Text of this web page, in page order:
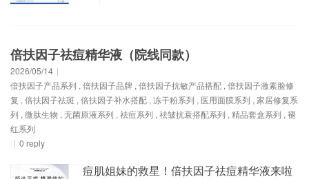
倍扶因子祛痘精华液（院线同款）
2026/05/14 |
倍扶因子产品系列 , 倍扶因子品牌 , 倍扶因子抗敏产品搭配 , 倍扶因子激素脸修
复 , 倍扶因子祛斑 , 倍扶因子补水搭配 , 冻干粉系列 , 医用面膜系列 , 家居修复系
列 , 微肽生物 , 无菌原液系列 , 祛痘系列 , 祛皱抗衰搭配系列 , 精品套盒系列 , 褪
红系列
| 0 reply
痘肌姐妹的救星！倍扶因子祛痘精华液来啦